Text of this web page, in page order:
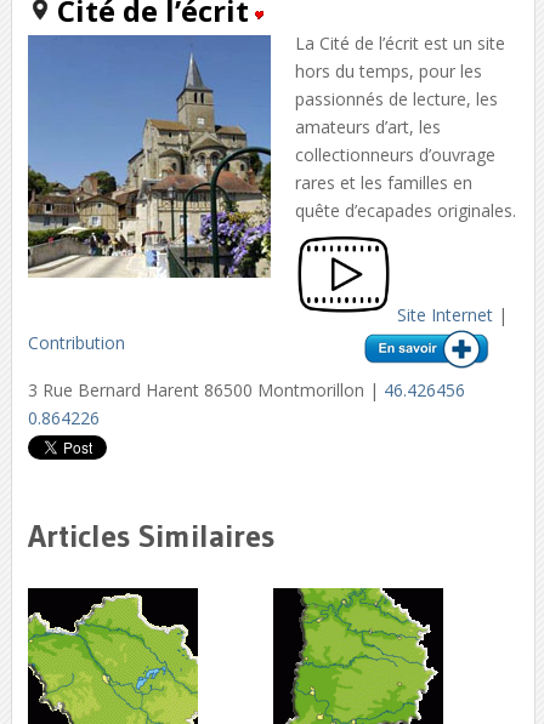
Cité de l’écrit
La Cité de l’écrit est un site
hors du temps, pour les
passionnés de lecture, les
amateurs d’art, les
collectionneurs d’ouvrage
rares et les familles en
quête d’ecapades originales.
Site Internet|
Contribution
3 Rue Bernard Harent 86500 Montmorillon | 46.426456
0.864226
Articles Similaires